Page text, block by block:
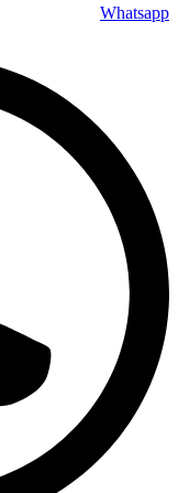
Whatsapp